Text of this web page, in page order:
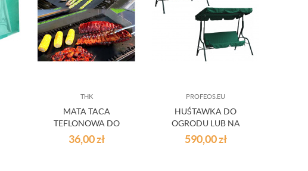
THK
MATA TACA
TEFLONOWA DO
PIEKARNIKA NA GRILLA
36,00zł
PROFEOS.EU
HUŚTAWKA DO
OGRODU LUB NA
TARAS - KOLORY
590,00zł